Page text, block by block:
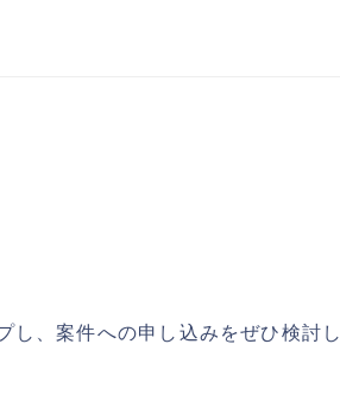
し、案件への申し込みをぜひ検討